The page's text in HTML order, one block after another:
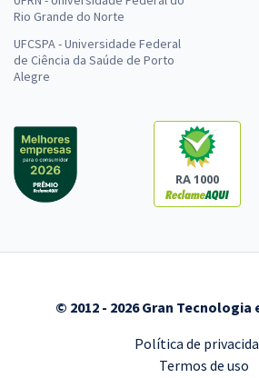
Rio Grande do Norte
UFCSPA - Universidade Federal
de Ciência da Saúde de Porto
Alegre
RA 1000
© 2012 - 2026 Gran Tecnologia
Política de
Termos de uso